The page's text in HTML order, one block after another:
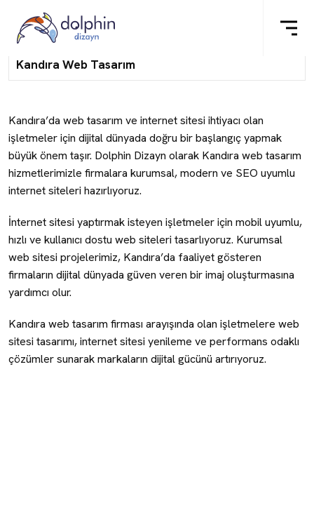
Kandıra Web Tasarım
Kandıra’da web tasarım ve internet sitesi ihtiyacı olan
işletmeler için dijital dünyada doğru bir başlangıç yapmak
büyük önem taşır. Dolphin Dizayn olarak Kandıra web tasarım
hizmetlerimizle firmalara kurumsal, modern ve SEO uyumlu
internet siteleri hazırlıyoruz.
İnternet sitesi yaptırmak isteyen işletmeler için mobil uyumlu,
hızlı ve kullanıcı dostu web siteleri tasarlıyoruz. Kurumsal
web sitesi projelerimiz, Kandıra’da faaliyet gösteren
firmaların dijital dünyada güven veren bir imaj oluşturmasına
yardımcı olur.
Kandıra web tasarım firması arayışında olan işletmelere web
sitesi tasarımı, internet sitesi yenileme ve performans odaklı
çözümler sunarak markaların dijital gücünü artırıyoruz.